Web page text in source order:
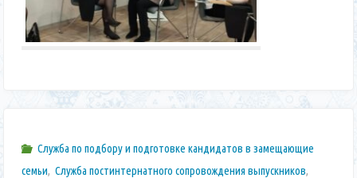
Служба по подбору и подготовке кандидатов в замещающие
семьи, Служба постинтернатного сопровождения выпускников,